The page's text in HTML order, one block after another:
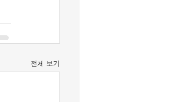
전체 보기